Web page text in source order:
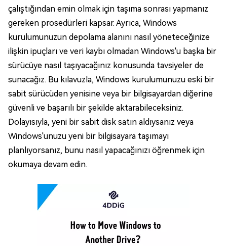
çalıştığından emin olmak için taşıma sonrası yapmanız
gereken prosedürleri kapsar. Ayrıca, Windows
kurulumunuzun depolama alanını nasıl yöneteceğinize
ilişkin ipuçları ve veri kaybı olmadan Windows'u başka bir
sürücüye nasıl taşıyacağınız konusunda tavsiyeler de
sunacağız. Bu kılavuzla, Windows kurulumunuzu eski bir
sabit sürücüden yenisine veya bir bilgisayardan diğerine
güvenli ve başarılı bir şekilde aktarabileceksiniz.
Dolayısıyla, yeni bir sabit disk satın aldıysanız veya
Windows'unuzu yeni bir bilgisayara taşımayı
planlıyorsanız, bunu nasıl yapacağınızı öğrenmek için
okumaya devam edin.